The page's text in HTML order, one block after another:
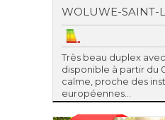
WOLUWE-SAINT-
Très beau duplex
disponible à partir du
calme, proche des
européennes...